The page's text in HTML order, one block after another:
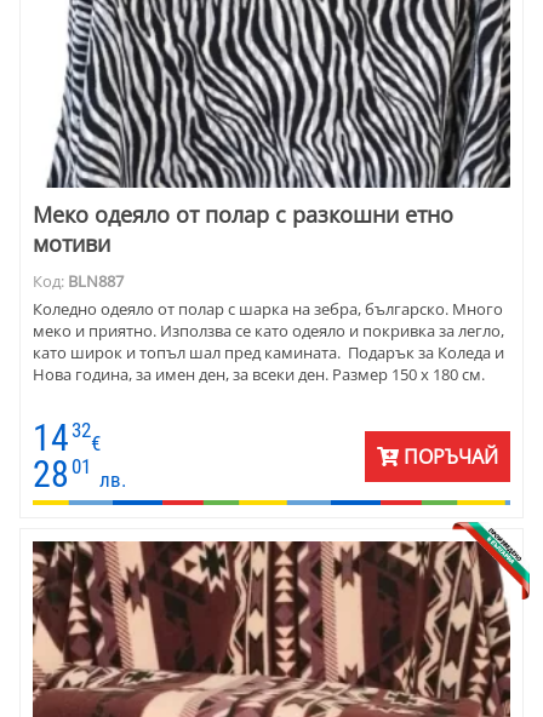
Меко одеяло от полар с разкошни етно
мотиви
Код: BLN887
Коледно одеяло от полар с шарка на зебра, българско. Много
меко и приятно. Използва се като одеяло и покривка за легло,
като широк и топъл шал пред камината. Подарък за Коледа и
Нова година, за имен ден, за всеки ден. Размер 150 х 180 см.
14 32
€
28 01
лв.
ПОРЪЧАЙ